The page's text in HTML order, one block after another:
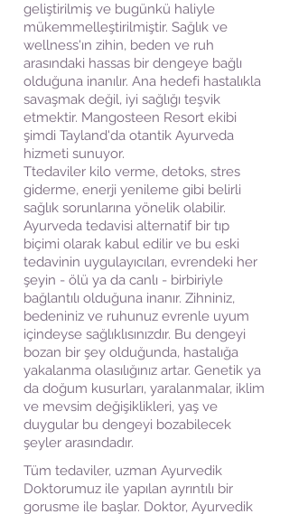
geliştirilmiş ve bugünkü haliyle
mükemmelleştirilmiştir. Sağlık ve
wellness'ın zihin, beden ve ruh
arasındaki hassas bir dengeye bağlı
olduğuna inanılır. Ana hedefi hastalıkla
savaşmak değil, iyi sağlığı teşvik
etmektir. Mangosteen Resort ekibi
şimdi Tayland'da otantik Ayurveda
hizmeti sunuyor.
Ttedaviler kilo verme, detoks, stres
giderme, enerji yenileme gibi belirli
sağlık sorunlarına yönelik olabilir.
Ayurveda tedavisi alternatif bir tıp
biçimi olarak kabul edilir ve bu eski
tedavinin uygulayıcıları, evrendeki her
şeyin - ölü ya da canlı - birbiriyle
bağlantılı olduğuna inanır. Zihniniz,
bedeniniz ve ruhunuz evrenle uyum
içindeyse sağlıklısınızdır. Bu dengeyi
bozan bir şey olduğunda, hastalığa
yakalanma olasılığınız artar. Genetik ya
da doğum kusurları, yaralanmalar, iklim
ve mevsim değişiklikleri, yaş ve
duygular bu dengeyi bozabilecek
şeyler arasındadır.
Tüm tedaviler, uzman Ayurvedik
Doktorumuz ile yapılan ayrıntılı bir
gorusme ile başlar. Doktor, Ayurvedik